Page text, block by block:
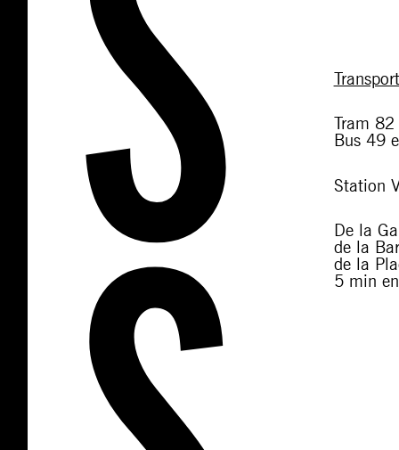
Tram
Bus 49
Station
De la
de la
de la
5 min